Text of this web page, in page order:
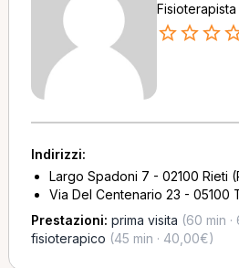
Fisioterapista
Indirizzi:
Largo Spadoni 7 - 02100 Rieti
Via Del Centenario 23 - 05100
Prestazioni: prima visita (60 min
fisioterapico (45 min · 40,00€)